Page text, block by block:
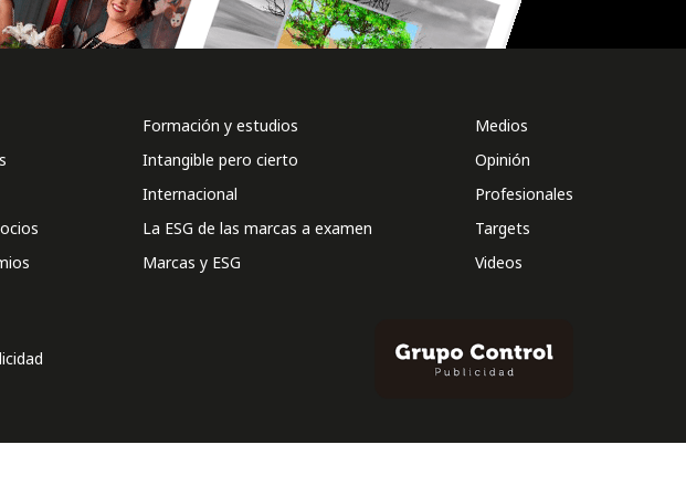
Formación y estudios
Intangible pero cierto
Internacional
La ESG de las marcas a examen
Marcas y ESG
Medios
Opinión
Profesionales
Targets
Videos